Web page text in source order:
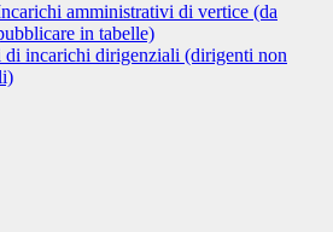
amministrativi di vertice (da
in tabelle)
di incarichi dirigenziali (dirigenti non